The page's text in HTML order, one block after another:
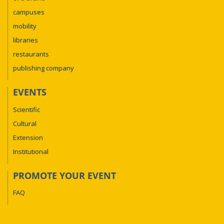
Interpretação em Libras: possibilidades no
campuses
mobility
libraries
restaurants
publishing company
EVENTS
Scientific
Cultural
Extension
Institutional
PROMOTE YOUR EVENT
FAQ